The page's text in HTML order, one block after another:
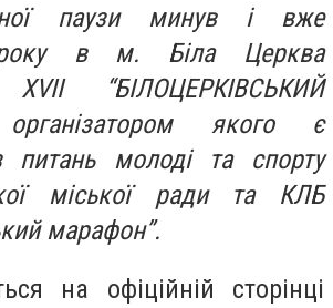
паузи минув і вже
року в м. Біла Церква
ХVII “БІЛОЦЕРКІВСЬКИЙ
якого є
питань молоді та спорту
міської ради та КЛБ
марафон”.
на офіційній сторінці